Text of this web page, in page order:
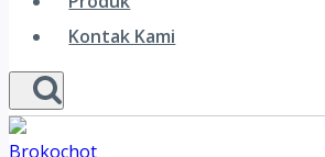
Kontak Kami